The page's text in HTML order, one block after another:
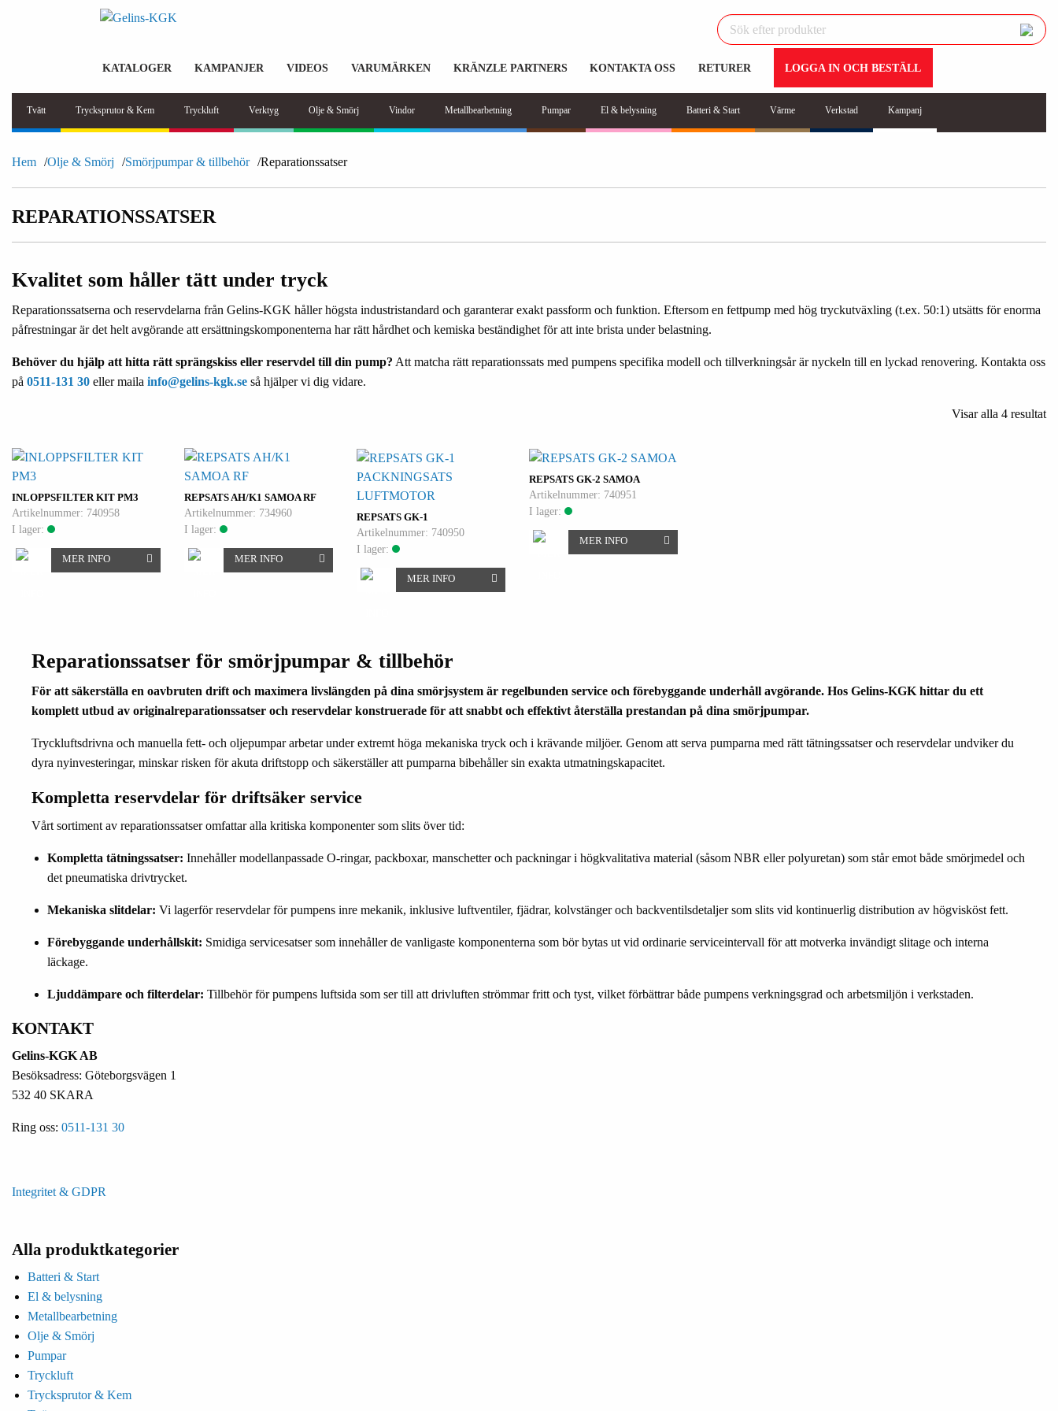
KATALOGER KAMPANJER VIDEOS VARUMÄRKEN KRÄNZLE PARTNERS KONTAKTA OSS RETURER LOGGA IN OCH BESTÄLL
Tvätt Trycksprutor & Kem Tryckluft Verktyg Olje & Smörj Vindor Metallbearbetning Pumpar El & belysning Batteri & Start Värme Verkstad Kampanj
Hem Olje & Smörj Smörjpumpar & tillbehör Reparationssatser
REPARATIONSSATSER
Kvalitet som håller tätt under tryck
Reparationssatserna och reservdelarna från Gelins-KGK håller högsta industristandard och garanterar exakt passform och funktion. Eftersom en fettpump med hög tryckutväxling (t.ex. 50:1) utsätts för enorma
påfrestningar är det helt avgörande att ersättningskomponenterna har rätt hårdhet och kemiska beständighet för att inte brista under belastning.
Behöver du hjälp att hitta rätt sprängskiss eller reservdel till din pump? Att matcha rätt reparationssats med pumpens specifika modell och tillverkningsår är nyckeln till en lyckad renovering. Kontakta oss
på 0511-131 30 eller maila info@gelins-kgk.se så hjälper vi dig vidare.
Visar alla 4 resultat
INLOPPSFILTER KIT PM3
Artikelnummer: 740958
I lager:
MER INFO
REPSATS AH/K1 SAMOA RF
Artikelnummer: 734960
I lager:
MER INFO
REPSATS GK-1
PACKNINGSATS
LUFTMOTOR
Artikelnummer: 740950
I lager:
MER INFO
REPSATS GK-2 SAMOA
Artikelnummer: 740951
I lager:
MER INFO
Reparationssatser för smörjpumpar & tillbehör
För att säkerställa en oavbruten drift och maximera livslängden på dina smörjsystem är regelbunden service och förebyggande underhåll avgörande. Hos Gelins-KGK hittar du ett
komplett utbud av originalreparationssatser och reservdelar konstruerade för att snabbt och effektivt återställa prestandan på dina smörjpumpar.
Tryckluftsdrivna och manuella fett- och oljepumpar arbetar under extremt höga mekaniska tryck och i krävande miljöer. Genom att serva pumparna med rätt tätningssatser och reservdelar undviker du
dyra nyinvesteringar, minskar risken för akuta driftstopp och säkerställer att pumparna bibehåller sin exakta utmatningskapacitet.
Kompletta reservdelar för driftsäker service
Vårt sortiment av reparationssatser omfattar alla kritiska komponenter som slits över tid:
Kompletta tätningssatser: Innehåller modellanpassade O-ringar, packboxar, manschetter och packningar i högkvalitativa material (såsom NBR eller polyuretan) som står emot både smörjmedel och
det pneumatiska drivtrycket.
Mekaniska slitdelar: Vi lagerför reservdelar för pumpens inre mekanik, inklusive luftventiler, fjädrar, kolvstänger och backventilsdetaljer som slits vid kontinuerlig distribution av högvisköst fett.
Förebyggande underhållskit: Smidiga servicesatser som innehåller de vanligaste komponenterna som bör bytas ut vid ordinarie serviceintervall för att motverka invändigt slitage och interna
läckage.
Ljuddämpare och filterdelar: Tillbehör för pumpens luftsida som ser till att drivluften strömmar fritt och tyst, vilket förbättrar både pumpens verkningsgrad och arbetsmiljön i verkstaden.
KONTAKT
Gelins-KGK AB
Besöksadress: Göteborgsvägen 1
532 40 SKARA
Ring oss: 0511-131 30
Integritet & GDPR
Alla produktkategorier
Batteri & Start
El & belysning
Metallbearbetning
Olje & Smörj
Pumpar
Tryckluft
Trycksprutor & Kem